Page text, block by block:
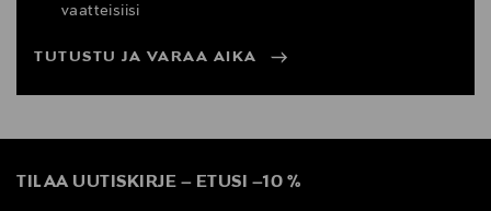
vaatteisiisi
TUTUSTU JA VARAA AIKA
TILAA UUTISKIRJE – ETUSI –10 %